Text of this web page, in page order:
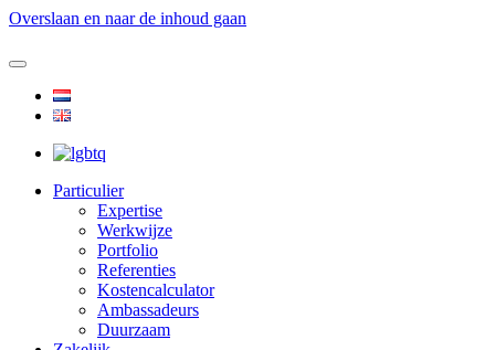
Overslaan en naar de inhoud gaan
Particulier
Expertise
Werkwijze
Portfolio
Referenties
Kostencalculator
Ambassadeurs
Duurzaam